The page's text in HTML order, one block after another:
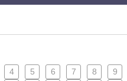
4 5 6 7 8 9